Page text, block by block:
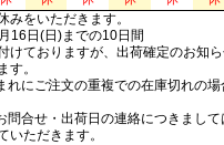
をいただきます。
16日(日)までの10日間
けておりますが、出荷確定のお知
す。
にご注文の重複での在庫切れの場
合せ・出荷日の連絡につきまして
いただきます。